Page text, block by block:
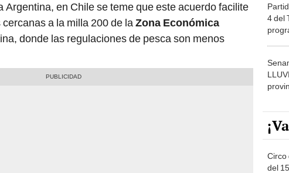
Argentina, en Chile se teme que este acuerdo facilite
a la milla 200 de laZona Económica
donde las regulaciones de pesca son menos
4 del
Circo
del